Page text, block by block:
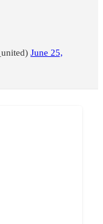
June 25,